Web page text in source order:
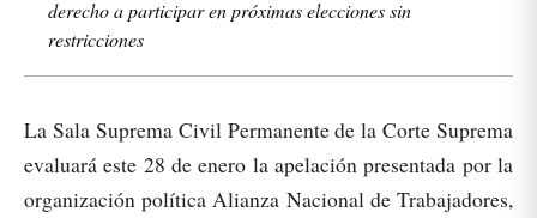
derecho a participar en próximas elecciones sin
restricciones
La Sala Suprema Civil Permanente de la Corte Suprema
evaluará este 28 de enero la apelación presentada por la
organización política Alianza Nacional de Trabajadores,